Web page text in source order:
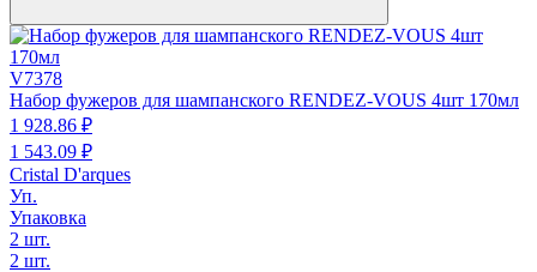
V7378
Набор фужеров для шампанского RENDEZ-VOUS 4шт 170мл
1 928.86 ₽
1 543.09 ₽
Cristal D'arques
Уп.
Упаковка
2 шт.
2 шт.